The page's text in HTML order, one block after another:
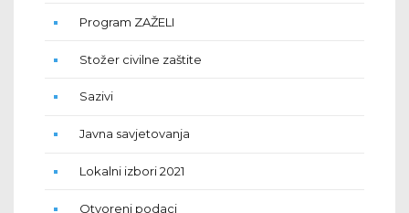
Program ZAŽELI
Stožer civilne zaštite
Sazivi
Javna savjetovanja
Lokalni izbori 2021
Otvoreni podaci